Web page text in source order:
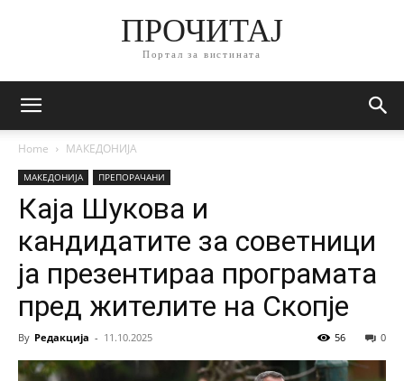
ПРОЧИТАЈ
Портал за вистината
Home МАКЕДОНИЈА
МАКЕДОНИЈА ПРЕПОРАЧАНИ
Каја Шукова и
кандидатите за советници
ја презентираа програмата
пред жителите на Скопје
By Редакција - 11.10.2025 0
56